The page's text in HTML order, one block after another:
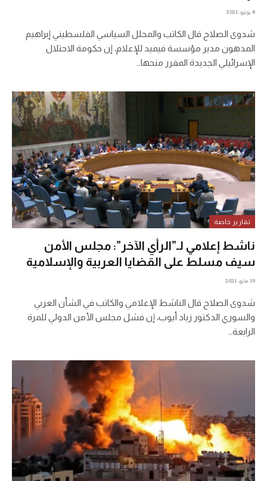
8 يونيو، 2021
شدوى الصلاح قال الكاتب والمحلل السياسي الفلسطيني إبراهيم
المدهون مدير مؤسسة فيميد للإعلام، إن حكومة الاحتلال
الإسرائيلي الجديدة المقرر منحها…
تقارير خاصة
ناشط إعلامي لـ”الرأي الآخر”: مجلس الأمن
سيف مسلط على القضايا العربية والإسلامية
19 مايو، 2021
شدوى الصلاح قال الناشط الإعلامي والكاتب في الشأن العربي
والسوري الدكتور زياد أيوب، إن فشل مجلس الأمن الدولي للمرة
الرابعة…